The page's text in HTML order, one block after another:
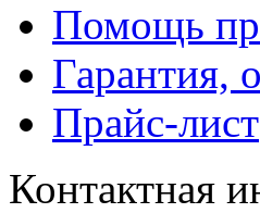
Помощь
Гарантия,
Прайс-лист
Контактная